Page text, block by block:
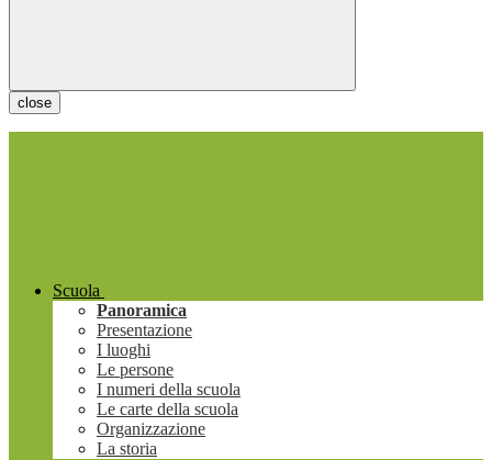
close
Scuola
Panoramica
Presentazione
I luoghi
Le persone
I numeri della scuola
Le carte della scuola
Organizzazione
La storia